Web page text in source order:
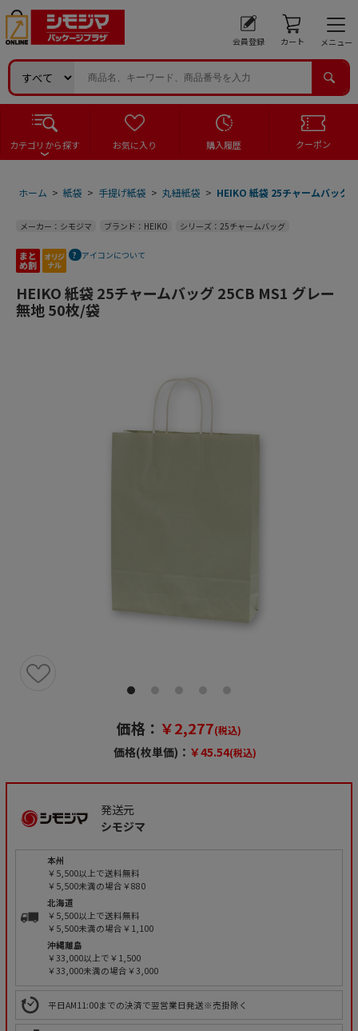
会員登録 カート メニュー
カテゴリから探す お気に入り 購入履歴 クーポン
ホーム > 紙袋 > 手提げ紙袋 > 丸紐紙袋 > HEIKO 紙袋 25チャームバッグ
メーカー：シモジマ ブランド：HEIKO シリーズ：25チャームバッグ
アイコンについて
HEIKO 紙袋 25チャームバッグ 25CB MS1 グレー
無地 50枚/袋
価格： ￥2,277(税込)
価格(枚単価)： ￥45.54(税込)
発送元
シモジマ
本州
￥5,500以上で送料無料
￥5,500未満の場合￥880
北海道
￥5,500以上で送料無料
￥5,500未満の場合￥1,100
沖縄離島
￥33,000以上で￥1,500
￥33,000未満の場合￥3,000
平日AM11:00までの決済で翌営業日発送※売掛除く